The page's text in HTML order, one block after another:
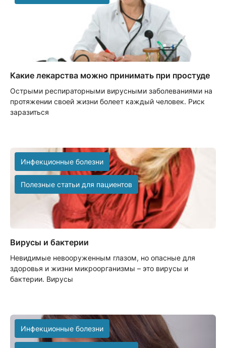
Какие лекарства можно принимать при простуде
Острыми респираторными вирусными заболеваниями на
протяжении своей жизни болеет каждый человек. Риск
заразиться
Инфекционные болезни
Полезные статьи для пациентов
Вирусы и бактерии
Невидимые невооруженным глазом, но опасные для
здоровья и жизни микроорганизмы – это вирусы и
бактерии. Вирусы
Инфекционные болезни